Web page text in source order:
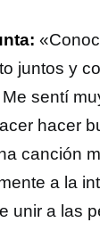
juntos y
sentí
hacer
canción
a la
unir a las